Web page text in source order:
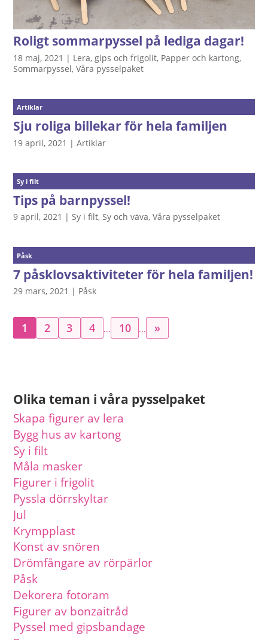
Roligt sommarpyssel på lediga dagar!
18 maj, 2021 | Lera, gips och frigolit, Papper och kartong,
Sommarpyssel,Våra pysselpaket
Artiklar
Sju roliga billekar för hela familjen
19 april, 2021 |Artiklar
Sy i filt
Tips på barnpyssel!
9 april, 2021 |Sy i filt,Sy och väva,Våra pysselpaket
Påsk
7 påsklovsaktiviteter för hela familjen!
29 mars, 2021 | Påsk
1 2 3 4 ... 10 ... »
Olika teman i våra pysselpaket
Skapa figurer av lera
Bygg hus av kartong
Sy i filt
Måla masker
Figurer i frigolit
Pyssla dörrskyltar
Jul
Krympplast
Konst av snören
Drömfångare av rörpärlor
Påsk
Dekorera fotoram
Figurer av bonzaitråd
Pyssel med gipsbandage